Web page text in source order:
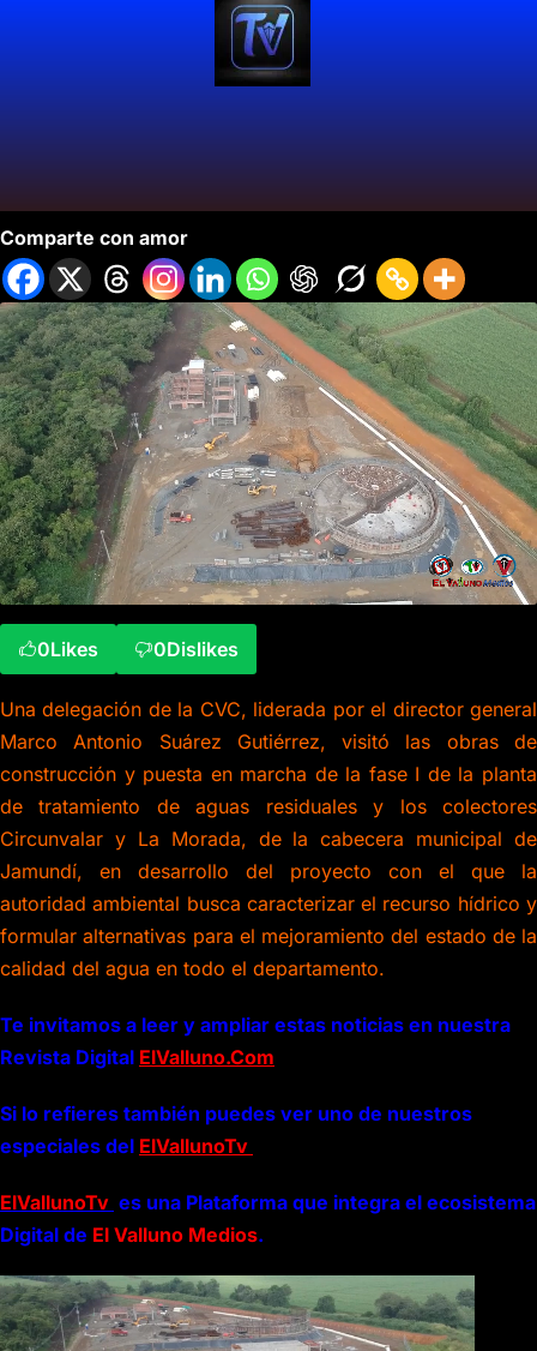
Comparte con amor
0Likes 0Dislikes
Una delegación de la CVC, liderada por el director general
Marco Antonio Suárez Gutiérrez, visitó las obras de
construcción y puesta en marcha de la fase I de la planta
de tratamiento de aguas residuales y los colectores
Circunvalar y La Morada, de la cabecera municipal de
Jamundí, en desarrollo del proyecto con el que la
autoridad ambiental busca caracterizar el recurso hídrico y
formular alternativas para el mejoramiento del estado de la
calidad del agua en todo el departamento.
Te invitamos a leer y ampliar estas noticias en nuestra
Revista Digital ElValluno.Com
Si lo refieres también puedes ver uno de nuestros
especiales del ElVallunoTv
ElVallunoTv es una Plataforma que integra el ecosistema
Digital de El Valluno Medios.